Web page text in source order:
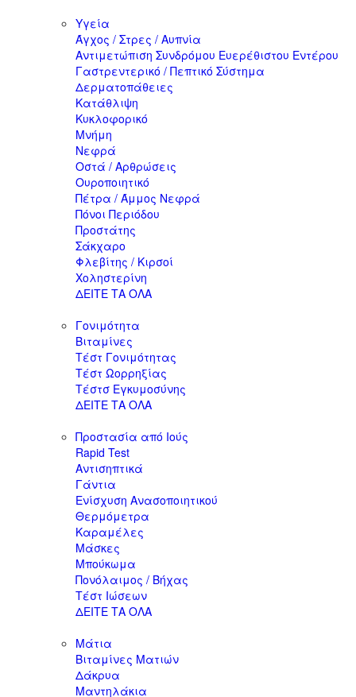
Υγεία
Άγχος / Στρες / Αυπνία
Αντιμετώπιση Συνδρόμου Ευερέθιστου Εντέρου
Γαστρεντερικό / Πεπτικό Σύστημα
Δερματοπάθειες
Κατάθλιψη
Κυκλοφορικό
Μνήμη
Νεφρά
Οστά / Αρθρώσεις
Ουροποιητικό
Πέτρα / Άμμος Νεφρά
Πόνοι Περιόδου
Προστάτης
Σάκχαρο
Φλεβίτης / Κιρσοί
Χοληστερίνη
ΔΕΙΤΕ ΤΑ ΟΛΑ
Γονιμότητα
Βιταμίνες
Τέστ Γονιμότητας
Τέστ Ωορρηξίας
Τέστσ Εγκυμοσύνης
ΔΕΙΤΕ ΤΑ ΟΛΑ
Προστασία από Ιούς
Rapid Test
Αντισηπτικά
Γάντια
Ενίσχυση Ανασοποιητικού
Θερμόμετρα
Καραμέλες
Μάσκες
Μπούκωμα
Πονόλαιμος / Βήχας
Τέστ Ιώσεων
ΔΕΙΤΕ ΤΑ ΟΛΑ
Μάτια
Βιταμίνες Ματιών
Δάκρυα
Μαντηλάκια